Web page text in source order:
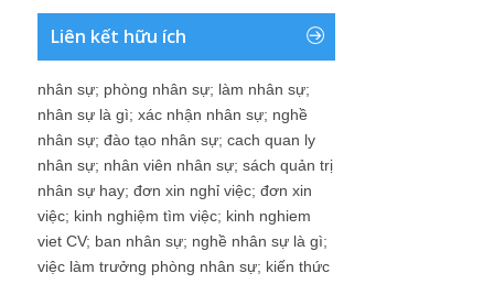
Liên kết hữu ích
nhân sự; phòng nhân sự; làm nhân sự;
nhân sự là gì; xác nhận nhân sự; nghề
nhân sự; đào tạo nhân sự; cach quan ly
nhân sự; nhân viên nhân sự; sách quản trị
nhân sự hay; đơn xin nghỉ việc; đơn xin
việc; kinh nghiệm tìm việc; kinh nghiem
viet CV; ban nhân sự; nghề nhân sự là gì;
việc làm trưởng phòng nhân sự; kiến thức